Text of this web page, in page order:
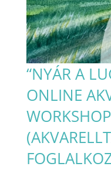
“NYÁR A
ONLINE
WORKSHOP